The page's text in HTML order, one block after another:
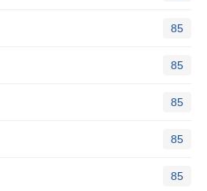
85
85
85
85
85